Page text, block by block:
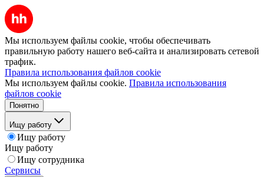
Мы используем файлы cookie, чтобы обеспечивать
правильную работу нашего веб-сайта и анализировать сетевой
трафик.
Правила использования файлов cookie
Мы используем файлы cookie. Правила использования
файлов cookie
Понятно
Ищу работу
Ищу работу
Ищу работу
Ищу сотрудника
Сервисы